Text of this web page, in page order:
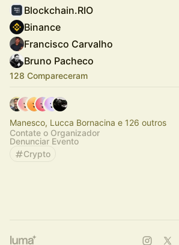
Blockchain.RIO
Binance
Francisco Carvalho
Bruno Pacheco
128 Compareceram
Manesco, Lucca Bornacina e 126 outros
Contate o Organizador
Denunciar Evento
Crypto